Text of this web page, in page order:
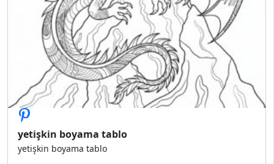
yetişkin boyama tablo
yetişkin boyama tablo